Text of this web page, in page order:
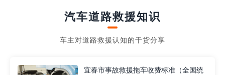
汽车道路救援知识
车主对道路救援认知的干货分享
宜春市事故救援拖车收费标准（全国统